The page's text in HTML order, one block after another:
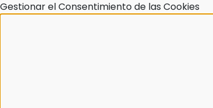
Gestionar el Consentimiento de las Cookies